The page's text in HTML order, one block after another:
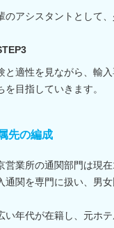
のアシスタントとして
と適性を見ながら、輸
を目指していきます。
先の編成
営業所の通関部門は現
通関を専門に扱い、男女
い年代が在籍し、元ホ